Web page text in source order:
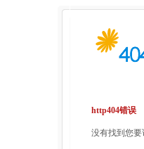
http404错误
没有找到您要